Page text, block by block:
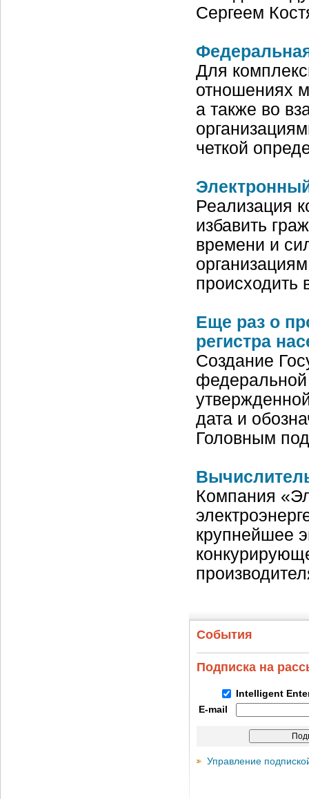
Сергеем
Для
отношениях
а также во
четкой
Реализация
избавить
времени и
Еще раз о
регистра
Создание
дата и
Головным
Компания
крупнейшее
События
Подписка на
Intelligent
E-mail
Управление